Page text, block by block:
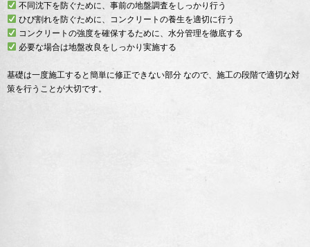
不同沈下を防ぐために、事前の地盤調査をしっかり行う
ひび割れを防ぐために、コンクリートの養生を適切に行う
コンクリートの強度を確保するために、水分管理を徹底する
必要な場合は地盤改良をしっかり実施する
基礎は一度施工すると簡単に修正できない部分 なので、施工の段階で適切な対
策を行うことが大切です。